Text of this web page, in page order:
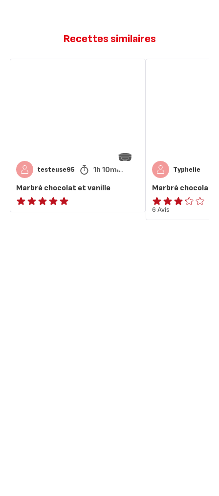
Recettes similaires
testeuse95 1h 10min
Marbré chocolat et vanille
ratings.NaN
Typhelie
Marbré chocolat
ratings.3.2
6 Avis